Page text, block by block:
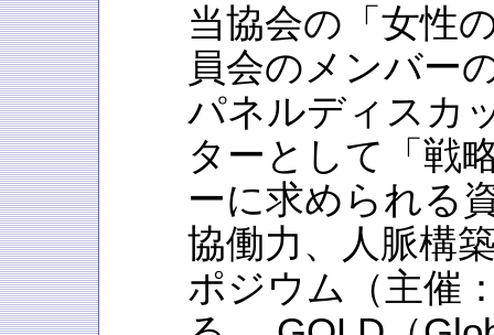
当協会の「女性
員会のメンバー
パネルディスカ
ターとして「戦
ーに求められる
協働力、人脈構
ポジウム（主催